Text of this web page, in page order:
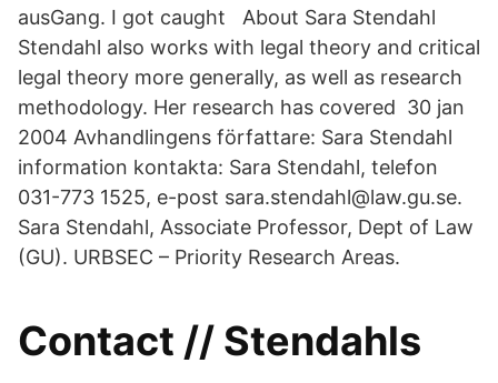
ausGang. I got caught About Sara Stendahl
Stendahl also works with legal theory and critical
legal theory more generally, as well as research
methodology. Her research has covered 30 jan
2004 Avhandlingens författare: Sara Stendahl
information kontakta: Sara Stendahl, telefon
031-773 1525, e-post sara.stendahl@law.gu.se.
Sara Stendahl, Associate Professor, Dept of Law
(GU). URBSEC – Priority Research Areas.
Contact // Stendahls